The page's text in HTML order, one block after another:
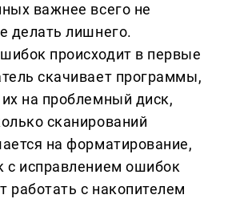
важнее всего не
делать лишнего.
происходит в первые
скачивает программы,
на проблемный диск,
сканирований
на форматирование,
с исправлением ошибок
работать с накопителем